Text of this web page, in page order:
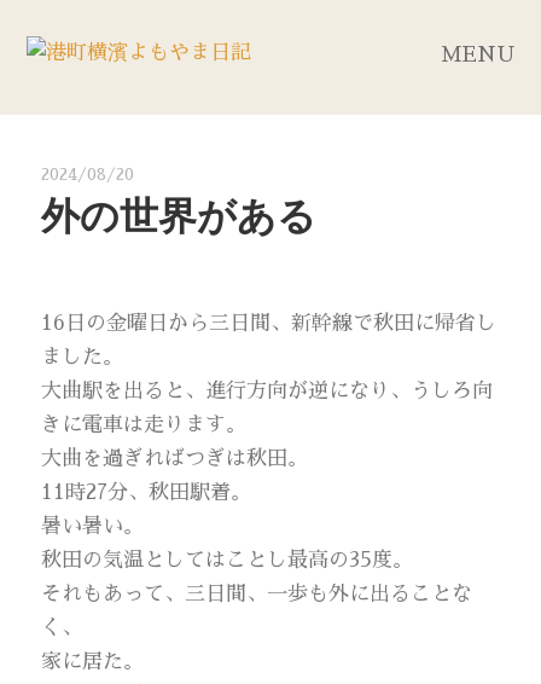
MENU
2024/08/20
外の世界がある
16日の金曜日から三日間、新幹線で秋田に帰省し
ました。
大曲駅を出ると、進行方向が逆になり、うしろ向
きに電車は走ります。
大曲を過ぎればつぎは秋田。
11時27分、秋田駅着。
暑い暑い。
秋田の気温としてはことし最高の35度。
それもあって、三日間、一歩も外に出ることな
く、
家に居た。